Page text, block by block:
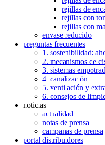
rejillas de
rejillas con
rejillas con
envase reducido
preguntas frecuentes
1. sostenibilidad:
2. mecanismos de
3. sistemas
4. canalización
5. ventilación y
6. consejos de
noticias
actualidad
notas de prensa
campañas de prensa
portal distribuidores